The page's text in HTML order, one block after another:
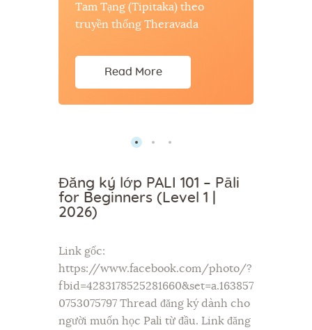
Tam Tạng (Tipitaka) theo
truyền thống Theravada
Read More
Đăng ký lớp PALI 101 – Pāli
for Beginners (Level 1 |
2026)
Link gốc:
https://www.facebook.com/photo/?
fbid=4283178525281660&set=a.163857
0753075797 Thread đăng ký dành cho
người muốn học Pali từ đầu. Link đăng